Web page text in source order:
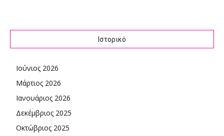
Ιστορικό
Ιούνιος 2026
Μάρτιος 2026
Ιανουάριος 2026
Δεκέμβριος 2025
Οκτώβριος 2025